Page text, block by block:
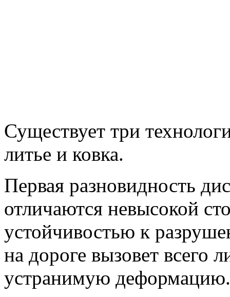
Существует три
литье и ковка.
Первая разновидность
отличаются невысокой
устойчивостью к
на дороге вызовет всего
устранимую деформацию.